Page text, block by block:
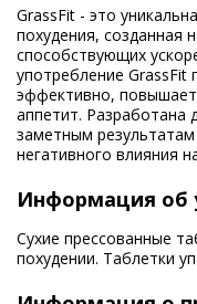
GrassFit - это
похудения, созданная
способствующих
употребление
эффективно, повышает
аппетит. Разработана
заметным
негативного влияния
Информация об
Сухие прессованные
похудении. Таблетки